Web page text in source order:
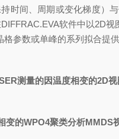
时间、周期或变化梯度）
软件中以2D
参数或单峰的系列拟合提供
测量的因温度相变的2D视
变的WPO4聚类分析MMDS